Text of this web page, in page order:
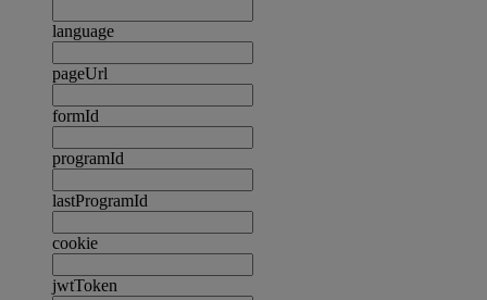
language
pageUrl
formId
programId
lastProgramId
cookie
jwtToken